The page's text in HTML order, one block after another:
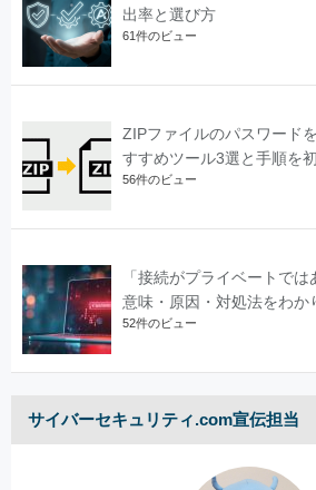
出率と選び方
61件のビュー
ZIPファイルのパスワード
すすめツール3選と手順を
56件のビュー
「接続がプライベートで
意味・原因・対処法をわか
52件のビュー
サイバーセキュリティ.com宣伝担当